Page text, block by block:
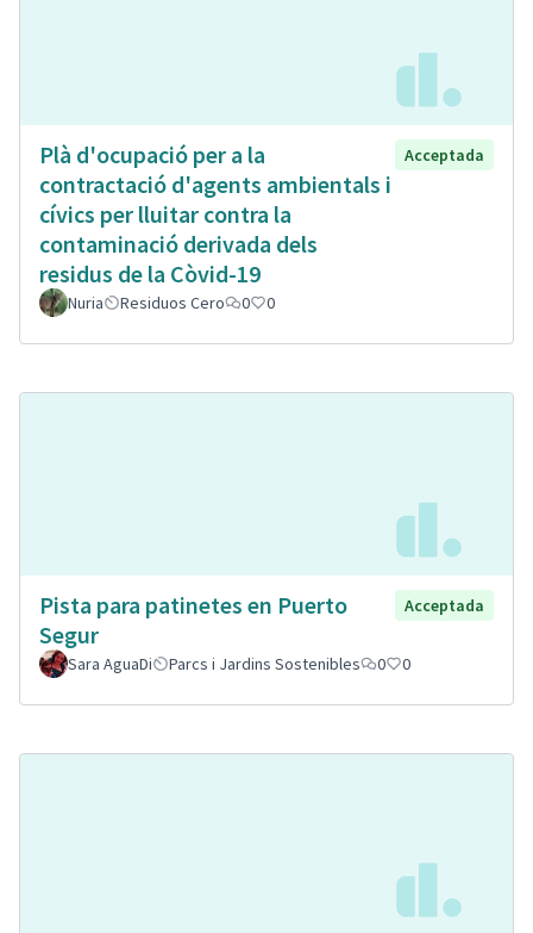
Plà d'ocupació per a la
contractació d'agents ambientals i
cívics per lluitar contra la
contaminació derivada dels
residus de la Còvid-19
Acceptada
Nuria Residuos Cero 0 0
Pista para patinetes en Puerto
Segur
Acceptada
Sara AguaDi Parcs i Jardins Sostenibles 0 0